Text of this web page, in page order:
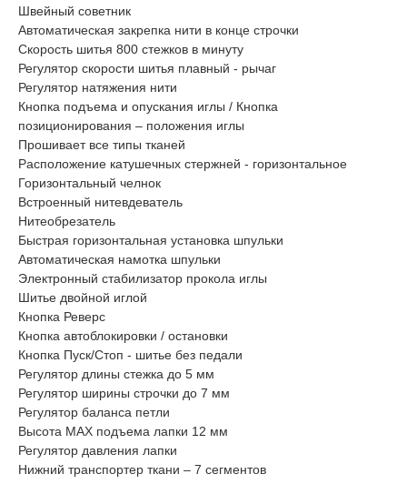
Швейный советник
Автоматическая закрепка нити в конце строчки
Скорость шитья 800 стежков в минуту
Регулятор скорости шитья плавный - рычаг
Регулятор натяжения нити
Кнопка подъема и опускания иглы / Кнопка
позиционирования – положения иглы
Прошивает все типы тканей
Расположение катушечных стержней - горизонтальное
Горизонтальный челнок
Встроенный нитевдеватель
Нитеобрезатель
Быстрая горизонтальная установка шпульки
Автоматическая намотка шпульки
Электронный стабилизатор прокола иглы
Шитье двойной иглой
Кнопка Реверс
Кнопка автоблокировки / остановки
Кнопка Пуск/Стоп - шитье без педали
Регулятор длины стежка до 5 мм
Регулятор ширины строчки до 7 мм
Регулятор баланса петли
Высота MAX подъема лапки 12 мм
Регулятор давления лапки
Нижний транспортер ткани – 7 сегментов